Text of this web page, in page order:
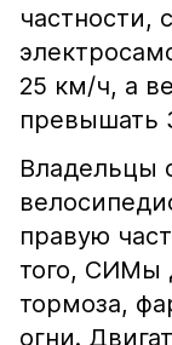
частности,
25 км/ч, а
превышать
Владельцы
правую
того, СИМы
тормоза,
огни.